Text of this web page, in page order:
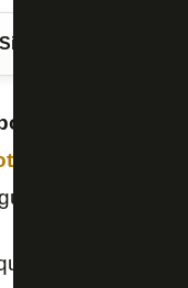
Siga o FogãoNET
de € 32
informou o
o Glorioso